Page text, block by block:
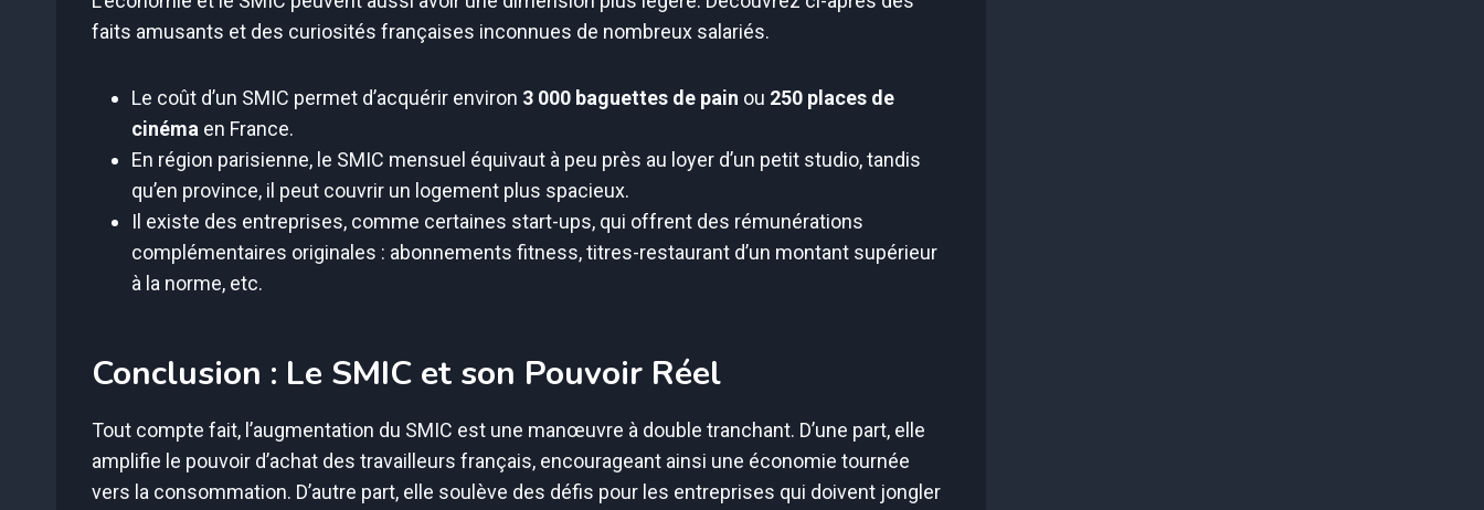
faits amusants et des curiosités françaises inconnues de nombreux salariés.
Le coût d’un SMIC permet d’acquérir environ 3 000 baguettes de pain ou 250 places de
cinéma en France.
En région parisienne, le SMIC mensuel équivaut à peu près au loyer d’un petit studio, tandis
qu’en province, il peut couvrir un logement plus spacieux.
Il existe des entreprises, comme certaines start-ups, qui offrent des rémunérations
complémentaires originales : abonnements fitness, titres-restaurant d’un montant supérieur
à la norme, etc.
Conclusion : Le SMIC et son Pouvoir Réel
Tout compte fait, l’augmentation du SMIC est une manœuvre à double tranchant. D’une part, elle
amplifie le pouvoir d’achat des travailleurs français, encourageant ainsi une économie tournée
vers la consommation. D’autre part, elle soulève des défis pour les entreprises qui doivent jongler